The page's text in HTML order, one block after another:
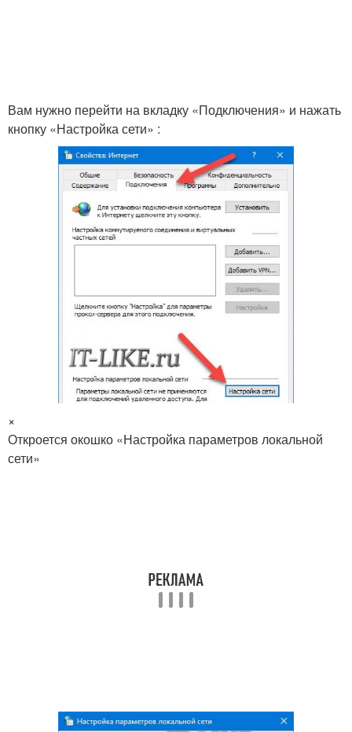
Вам нужно перейти на вкладку «Подключения» и нажать
кнопку «Настройка сети» :
×
Откроется окошко «Настройка параметров локальной
сети»